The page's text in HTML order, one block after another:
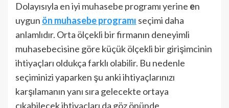
Dolayısıyla en iyi muhasebe programı yerine en
uygun ön muhasebe programı seçimi daha
anlamlıdır. Orta ölçekli bir firmanın deneyimli
muhasebecisine göre küçük ölçekli bir girişimcinin
ihtiyaçları oldukça farklı olabilir. Bu nedenle
seçiminizi yaparken şu anki ihtiyaçlarınızı
karşılamanın yanı sıra gelecekte ortaya
çıkabilecek ihtiyaçları da göz önünde